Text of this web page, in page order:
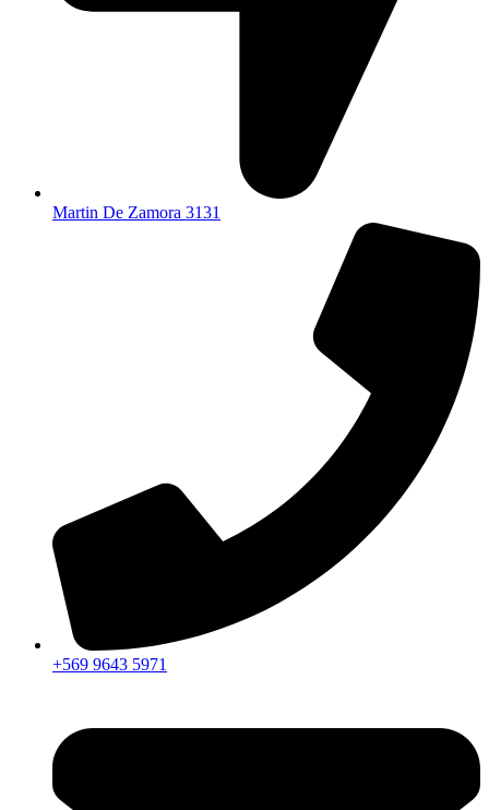
Martin De Zamora 3131
+569 9643 5971